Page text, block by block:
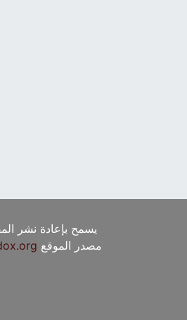
يسمح بإعادة نشر
مصدر الموقع